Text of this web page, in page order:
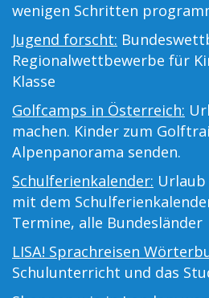
wenigen Schritten
Jugend forscht:
Regionalwettbewerbe für
Klasse
Golfcamps in Österreich:
machen. Kinder zum
Alpenpanorama senden.
Schulferienkalender:
mit dem
Termine, alle Bundesländer
LISA! Sprachreisen
Schulunterricht und das